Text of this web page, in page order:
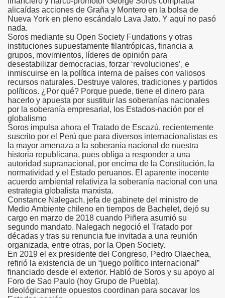
alicaídas acciones de Graña y Montero en la bolsa de
Nueva York en pleno escándalo Lava Jato. Y aquí no pasó
nada.
Soros mediante su Open Society Fundations y otras
instituciones supuestamente filantrópicas, financia a
grupos, movimientos, líderes de opinión para
desestabilizar democracias, forzar ‘revoluciones’, e
inmiscuirse en la política interna de países con valiosos
recursos naturales. Destruye valores, tradiciones y partidos
políticos. ¿Por qué? Porque puede, tiene el dinero para
hacerlo y apuesta por sustituir las soberanías nacionales
por la soberanía empresarial, los Estados-nación por el
globalismo
Soros impulsa ahora el Tratado de Escazú, recientemente
suscrito por el Perú que para diversos internacionalistas es
la mayor amenaza a la soberanía nacional de nuestra
historia republicana, pues obliga a responder a una
autoridad supranacional, por encima de la Constitución, la
normatividad y el Estado peruanos. El aparente inocente
acuerdo ambiental relativiza la soberanía nacional con una
estrategia globalista marxista.
Constance Nalegach, jefa de gabinete del ministro de
Medio Ambiente chileno en tiempos de Bachelet, dejó su
cargo en marzo de 2018 cuando Piñera asumió su
segundo mandato. Nalegach negoció el Tratado por
décadas y tras su renuncia fue invitada a una reunión
organizada, entre otras, por la Open Society.
En 2019 el ex presidente del Congreso, Pedro Olaechea,
refirió la existencia de un “juego político internacional”
financiado desde el exterior. Habló de Soros y su apoyo al
Foro de Sao Paulo (hoy Grupo de Puebla).
Ideológicamente opuestos coordinan para socavar los